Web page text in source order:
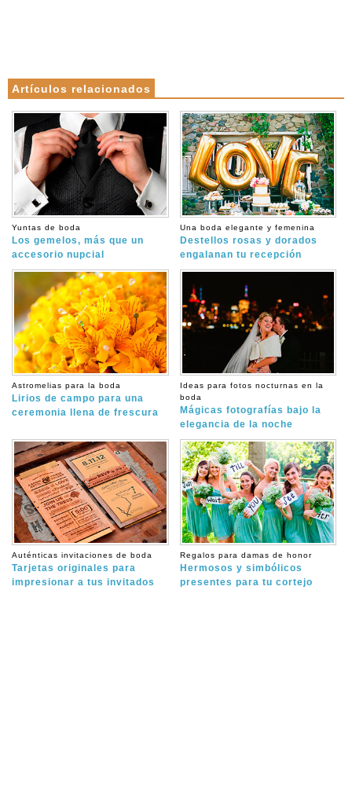
Artículos relacionados
Yuntas de boda
Los gemelos, más que un
accesorio nupcial
Una boda elegante y femenina
Destellos rosas y dorados
engalanan tu recepción
Astromelias para la boda
Lirios de campo para una
ceremonia llena de frescura
Ideas para fotos nocturnas en la
boda
Mágicas fotografías bajo la
elegancia de la noche
Auténticas invitaciones de boda
Tarjetas originales para
impresionar a tus invitados
Regalos para damas de honor
Hermosos y simbólicos
presentes para tu cortejo